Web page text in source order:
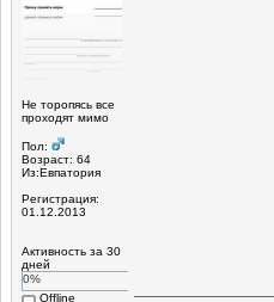
Не торопясь все
проходят мимо
Пол:
Возраст: 64
Из:Евпатория
Регистрация:
01.12.2013
Активность за 30
дней
0%
Offline